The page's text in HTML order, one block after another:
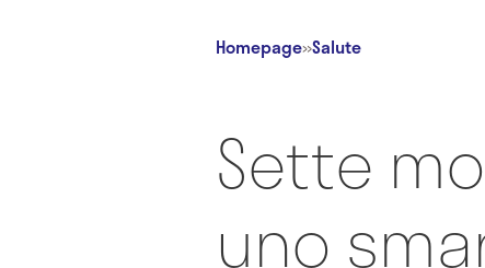
Homepage»Salute
Sette
uno